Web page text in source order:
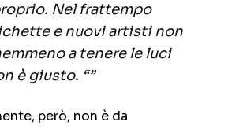
Nel frattempo
e nuovi artisti non
a tenere le luci
è giusto. “”
però, non è da